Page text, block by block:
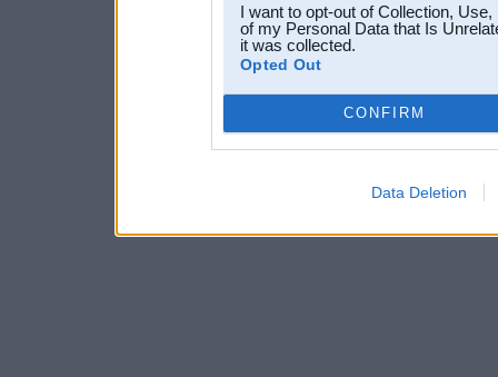
I want to opt-out of Collection,
of my Personal Data that Is
it was collected.
Opted Out
CONFIRM
Data Deletion